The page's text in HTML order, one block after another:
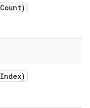
Count)
Index)